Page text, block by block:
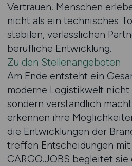
Vertrauen. Menschen
nicht als ein technisches
stabilen, verlässlichen
berufliche Entwicklung.
Zu den Stellenangeboten
Am Ende entsteht ein
moderne Logistikwelt
sondern verständlich
erkennen ihre
die Entwicklungen der
treffen Entscheidungen
CARGO.JOBS begleitet